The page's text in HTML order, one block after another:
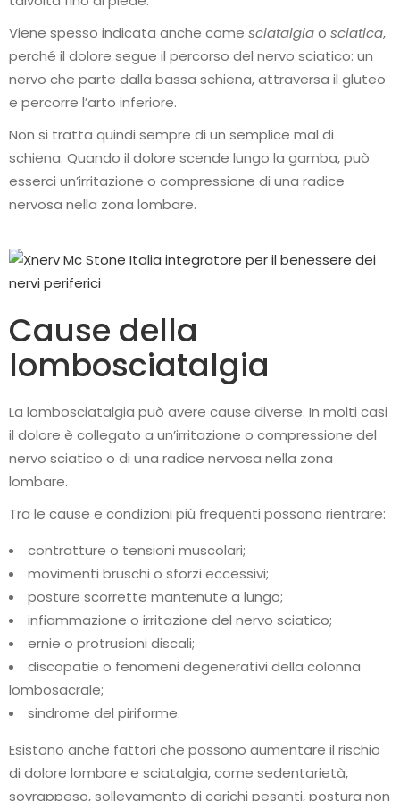
Viene spesso indicata anche come sciatalgiao sciatica,
perché il dolore segue il percorso del nervo sciatico: un
nervo che parte dalla bassa schiena, attraversa il gluteo
e percorre l’arto inferiore.
Non si tratta quindi sempre di un semplice mal di
schiena. Quando il dolore scende lungo la gamba, può
esserci un’irritazione o compressione di una radice
nervosa nella zona lombare.
Cause della
lombosciatalgia
La lombosciatalgia può avere cause diverse. In molti casi
il dolore è collegato a un’irritazione o compressione del
nervo sciatico o di una radice nervosa nella zona
lombare.
Tra le cause e condizioni più frequenti possono rientrare:
contratture o tensioni muscolari;
movimenti bruschi o sforzi eccessivi;
posture scorrette mantenute a lungo;
infiammazione o irritazione del nervo sciatico;
ernie o protrusioni discali;
discopatie o fenomeni degenerativi della colonna
lombosacrale;
sindrome del piriforme.
Esistono anche fattori che possono aumentare il rischio
di dolore lombare e sciatalgia, come sedentarietà,
sovrappeso, sollevamento di carichi pesanti, postura non